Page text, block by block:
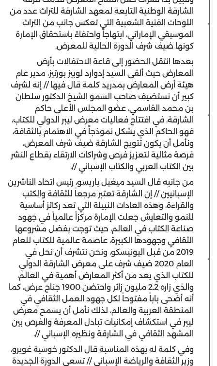
الشارقة الوطنية التابعة لمعهد الشارقة للتراث عدد من
اللوحات الفنية الشعبية التي تعكس جانب من التراث
الموسيقي الإماراتي، ابتهاجاً واحتفاءً باستحقاق الإمارة
كونها ضيف شرف الدورة الحالية للمعرض.
بعدها انتقل الحضور إلى قاعة الاحتفالات بأرض
المعارض حيث ألقى السيد إدوارد لوبيز بورتيز، مدير عام
هيئة أرض المعارض بمدريد كلمة قال فيها // إنه لشرف
كبير أن نستضيف صاحب السمو الشيخ الدكتور سلطان
بن محمد القاسمي، عضو المجلس الأعلى حاكم
الشارقة، في افتتاح فعاليات معرض ليبر الدولي للكتاب،
فهو الحاكم الذي يشكل نموذجاً في الاهتمام بالثقافة،
ونأمل أن يكون تتويج الشارقة ضيف شرف المعرض،
فرصة مثالية لتعزيز فرص وشراكات الارتقاء بقطاع النشر
بين الكتاب العربي والكتاب الإسباني //.
من جانبه قال السيد ميغيل باريسو، رئيس اتحاد الناشرين
الإسبانيين // إن الشارقة تعتبر مرجعاً للثقافة والكتب
والقراءة، وهذه العادات النبيلة التي تعد ركائز أساسية
للنمو والتعايش جعلت الإمارة مركزاً عالمياً في جهود
صناعة الكتاب في العالم، حيث توجت بفضل مشروعها
الثقافي وجهودها الكبيرة، عاصمة عالمية للكتاب للعام
2019 من قبل اليونيسكو، ونحن نتشرف أن نحل في
العام 2020 ضيف شرف على معرض الشارقة الدولي
للكتاب الذي يعد من أكثر المعارض أهمية في العالم،
والذي زاره 2.2 مليون زائر واحتضن 1900 جناح عرض، كما
أنه أضحى باباً مفتوحاً لكل جهود العمل الثقافي في
المنطقة العربية والعالم، لذلك نأمل أن يسمح معرض
ليبر في استكشاف إمكانيات تبادل المعرفة والفرص بين
المشهد الثقافي في الشارقة ونظيره الإسباني //.
وفي كلمة له بهذه المناسبة قال الدكتور خوسية غويرو،
وزير الثقافة والرياضة الإسباني // تسعى الدورة الجديدة